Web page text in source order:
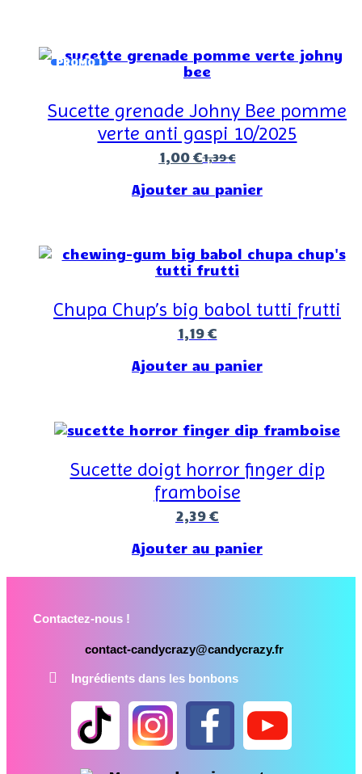
PROMO !
Sucette grenade Johny Bee pomme
verte anti gaspi 10/2025
1,39€
1,00 €
Ajouter au panier
Chupa Chup’s big babol tutti frutti
1,19 €
Ajouter au panier
Sucette doigt horror finger dip
framboise
2,39 €
Ajouter au panier
Contactez-nous !
contact-candycrazy@candycrazy.fr
Ingrédients dans les bonbons